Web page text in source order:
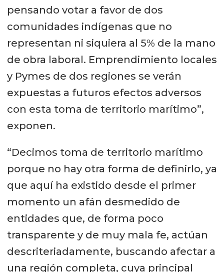
pensando votar a favor de dos
comunidades indígenas que no
representan ni siquiera al 5% de la mano
de obra laboral. Emprendimiento locales
y Pymes de dos regiones se verán
expuestas a futuros efectos adversos
con esta toma de territorio marítimo”,
exponen.
“Decimos toma de territorio marítimo
porque no hay otra forma de definirlo, ya
que aquí ha existido desde el primer
momento un afán desmedido de
entidades que, de forma poco
transparente y de muy mala fe, actúan
descriteriadamente, buscando afectar a
una región completa, cuya principal